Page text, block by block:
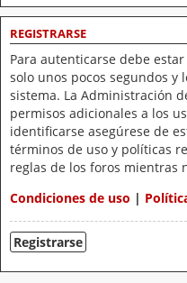
REGISTRARSE
Para autenticarse debe
solo unos pocos segundos
sistema. La Administración
permisos adicionales a los
identificarse asegúrese de
términos de uso y políticas
reglas de los foros mientras
Condiciones de uso |
Registrarse